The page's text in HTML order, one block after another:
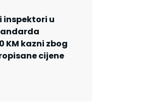
inspektori u
KM kazni zbog
cijene